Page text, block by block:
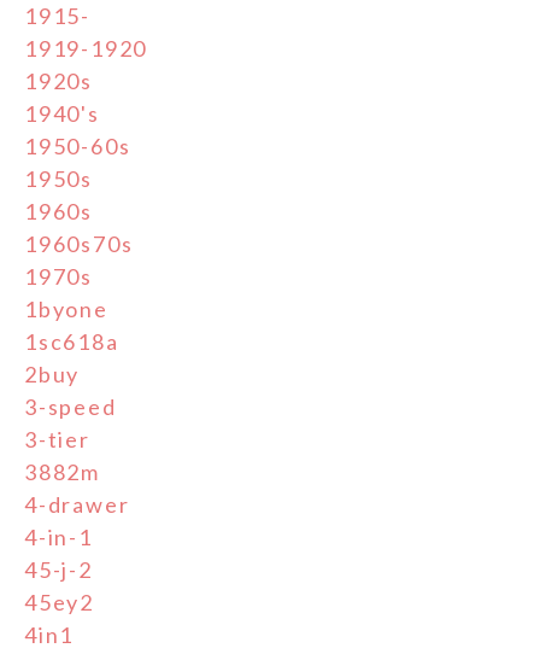
1915-
1919-1920
1920s
1940's
1950-60s
1950s
1960s
1960s70s
1970s
1byone
1sc618a
2buy
3-speed
3-tier
3882m
4-drawer
4-in-1
45-j-2
45ey2
4in1